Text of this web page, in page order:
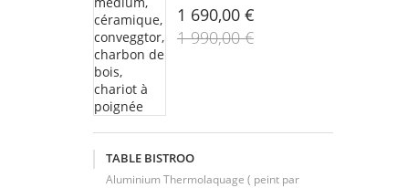
Céramique Chariot à poignée
intégrée : L 500 X l 695 X H 1
180 mm Grille de cuisson en
1 690,00 €
1 990,00 €
TABLE BISTROO
Aluminium Thermolaquage ( peint par